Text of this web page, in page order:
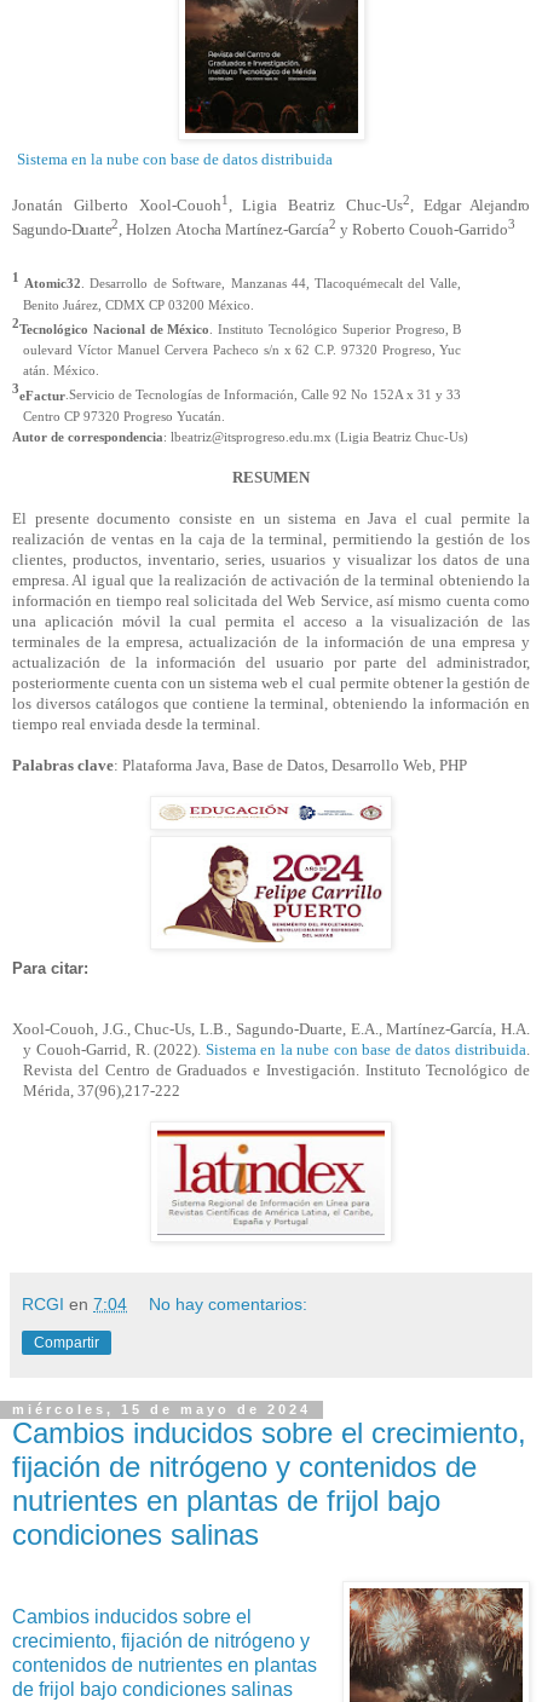
Sistema en la nube con base de datos distribuida
Jonatán Gilberto Xool-Couoh1 Ligia Beatriz Chuc-Us2
, Edgar Alejandro
Sagundo-Duarte2,Holzen Atocha Martínez-García2 yRoberto Couoh-Garrido3
1 Atomic32. Desarrollo de Software, Manzanas 44,Tlacoquémecalt del Valle,
Benito Juárez, CDMX CP 03200 México.
2Tecnológico Nacional de México Instituto Tecnológico Superior Progreso,
B
oulevard Víctor Manuel Cervera Pacheco s/n x 62 C.P. 97320 Progreso,
Yuc
atán.
México.
3eFactur.Servicio de Tecnologías de Información, Calle 92 No 152A x 31 y 33
Centro CP 97320 Progreso Yucatán.
Autor de correspondencia: lbeatriz@itsprogreso.edu.mx (Ligia Beatriz Chuc-Us)
RESUMEN
El presente documento consiste en un sistema en Java el cual permite la
realización de ventas en la caja de la terminal, permitiendo la gestión de los
clientes, productos, inventario, series, usuarios y visualizar los datos de una
empresa. Al igual que la realización de activación de la terminal obteniendo la
información en tiempo real solicitada del Web Service, así mismo cuenta como
una aplicación móvil la cual permita el acceso a la visualización de las
terminales de la empresa, actualización de la información de una empresa y
actualización de la información del usuario por parte del administrador,
posteriormente cuenta con un sistema web el cual permite obtener la gestión de
los diversos catálogos que contiene la terminal, obteniendo la información en
tiempo real enviada desde la terminal.
Palabras clave: Plataforma Java, Base de Datos, Desarrollo Web, PHP
Para citar:
Xool-Couoh, J.G., Chuc-Us, L.B., Sagundo-Duarte, E.A., Martínez-García, H.A.
y Couoh-Garrid, R. (2022). Sistema en la nube con base de datos distribuida.
Revista del Centro de Graduados e Investigación. Instituto Tecnológico de
Mérida, 37(96),217-222
RCGI en 7:04 No hay comentarios:
Compartir
miércoles, 15 de mayo de 2024
Cambios inducidos sobre el crecimiento,
fijación de nitrógeno y contenidos de
nutrientes en plantas de frijol bajo
condiciones salinas
Cambios inducidos sobre el
crecimiento, fijación de nitrógeno y
contenidos de nutrientes en plantas
de frijol bajo condiciones salinas